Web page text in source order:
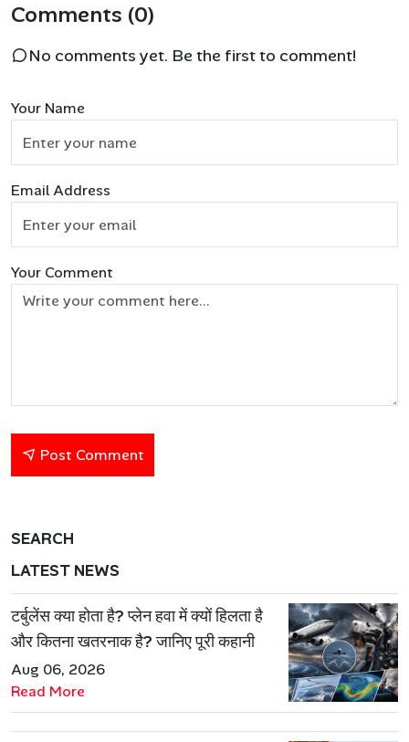
Comments (0)
No comments yet. Be the first to comment!
Your Name
Email Address
Your Comment
Post Comment
SEARCH
LATEST NEWS
टर्बुलेंस क्या होता है? प्लेन हवा में क्यों हिलता है
और कितना खतरनाक है? जानिए पूरी कहानी
Aug 06, 2026
Read More